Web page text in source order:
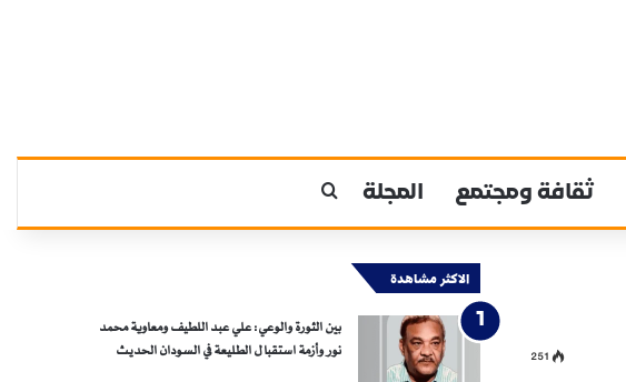
ثقافة ومجتمع المجلة
251
الاكثر مشاهدة
بين الثورة والوعي: علي عبد اللطيف ومعاوية محمد
نور وأزمة استقبال الطليعة في السودان الحديث